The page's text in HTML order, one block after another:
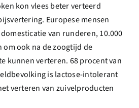
kon vlees beter verteerd
Europese mensen
van runderen, 10.000
om ook na de zoogtijd de
kunnen verteren. 68 procent van
is lactose-intolerant
verteren van zuivelproducten